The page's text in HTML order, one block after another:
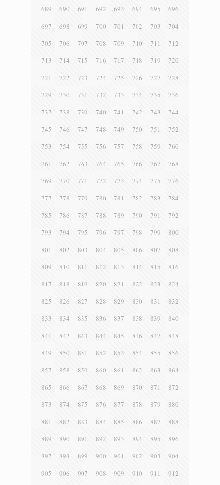
689
690 691 692 693 694 695
696
697
698 699 700 701 702 703
704
705
706 707 708 709 710 711
712
713
714 715 716 717 718 719
720
721
722 723 724 725 726 727
728
729
730 731 732 733 734 735
736
737
738 739 740 741 742 743
744
745
746 747 748 749 750 751
752
753
754 755 756 757 758 759
760
761
762 763 764 765 766 767
768
769
770 771 772 773 774 775
776
777
778 779 780 781 782 783
784
785
786 787 788 789 790 791
792
793
794 795 796 797 798 799
800
801
802 803 804 805 806 807
808
809
810 811 812 813 814 815
816
817
818 819 820 821 822 823
824
825
826 827 828 829 830 831
832
833
834 835 836 837 838 839
840
841
842 843 844 845 846 847
848
849
850 851 852 853 854 855
856
857
858 859 860 861 862 863
864
865
866 867 868 869 870 871
872
873
874 875 876 877 878 879
880
881
882 883 884 885 886 887
888
889
890 891 892 893 894 895
896
897
898 899 900 901 902 903
904
905
906 907 908 909 910 911
912